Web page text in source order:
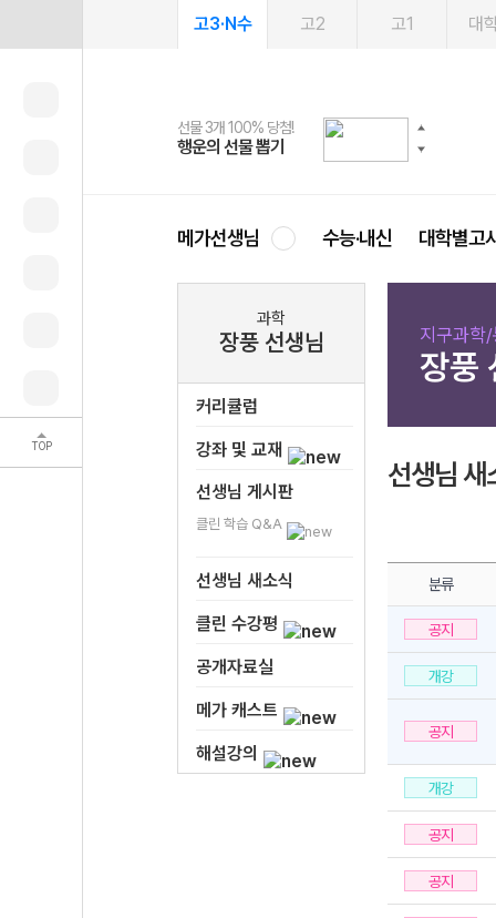
TOP
고3·N수 고2 고1 대
선물 3개 100% 당첨!
행운의 선물 뽑기
선물 100% 증정!
메가스터디 X 올리브
여름방학 스터디 캐시백
메가런 썸머스쿨
2027 러셀 단과
강사 공개선발
스마트러닝앱
설문 EVENT
메가패스
3일 무료 체험권
메가패스 수강생 무료혜택!
메가클럽 멤버십
사회공헌 캠페인
희망이룸 메가나눔
메가선생님 수능·내신 대학별고
과학
장풍 선생님
커리큘럼
강좌 및 교재
선생님 게시판
클린 학습 Q&A
선생님 새소식
클린 수강평
공개자료실
메가 캐스트
해설강의
지구과학
장풍
선생님 새
분류
공지
개강
공지
개강
공지
공지